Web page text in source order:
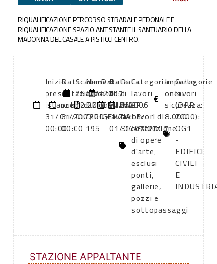
RIQUALIFICAZIONE PERCORSO STRADALE PEDONALE E
RIQUALIFICAZIONE SPAZIO ANTISTANTE IL SANTUARIO DELLA
MADONNA DEL CASALE A PISTICCI CENTRO.
Inizio
presentazione
istanze:
31/01/2007
00:00
Data
di
pubblicazione:
31/01/2007
00:00
Scadenza:
26/02/2007
12:00
Numero
atto:
DETERMINA
DIRIGENZIALE
195
Data
atto:
07/12/2006
Data
di
inizio
lavori:
01/04/2007
Data
di
fine
lavori:
31/07/2007
Categoria
lavori
CPV:
Lavori di
costruzione
di opere
d'arte,
esclusi
ponti,
gallerie,
pozzi e
sottopassaggi
Importo
oneri
sicurezza:
8.000
Categorie
lavori
(DPR
2000):
OG1
-
EDIFICI
CIVILI
E
STAZIONE APPALTANTE